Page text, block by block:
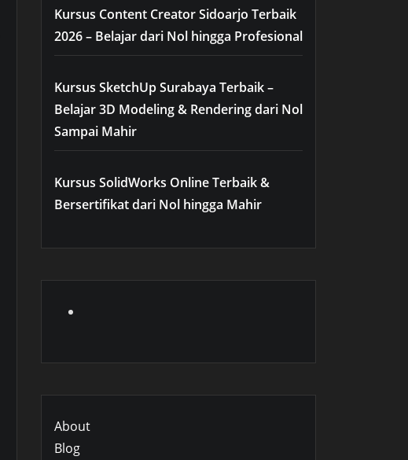
Kursus Content Creator Sidoarjo Terbaik
2026 – Belajar dari Nol hingga Profesional
Kursus SketchUp Surabaya Terbaik –
Belajar 3D Modeling & Rendering dari Nol
Sampai Mahir
Kursus SolidWorks Online Terbaik &
Bersertifikat dari Nol hingga Mahir
About
Blog